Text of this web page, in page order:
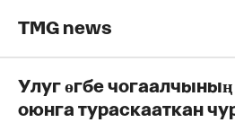
TMG news
Улуг өгбе чогаалчының
оюнга тураскааткан